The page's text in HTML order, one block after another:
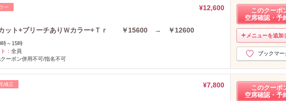
ー ¥12,600
ット+ブリーチありＷカラー+Ｔｒ ￥15600 → ￥12600
時～15時
： 全員
ーポン併用不可/指名不可
このクーポ
空席確認・予
メニューを追加
ブックマー
矯正 ¥7,800
このクーポ
空席確認・予